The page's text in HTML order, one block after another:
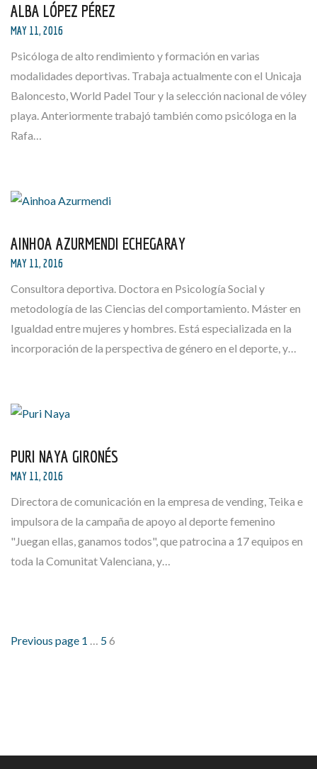
ALBA LÓPEZ PÉREZ
MAY 11, 2016
Psicóloga de alto rendimiento y formación en varias
modalidades deportivas. Trabaja actualmente con el Unicaja
Baloncesto, World Padel Tour y la selección nacional de vóley
playa. Anteriormente trabajó también como psicóloga en la
Rafa…
AINHOA AZURMENDI ECHEGARAY
MAY 11, 2016
Consultora deportiva. Doctora en Psicología Social y
metodología de las Ciencias del comportamiento. Máster en
Igualdad entre mujeres y hombres. Está especializada en la
incorporación de la perspectiva de género en el deporte, y…
PURI NAYA GIRONÉS
MAY 11, 2016
Directora de comunicación en la empresa de vending, Teika e
impulsora de la campaña de apoyo al deporte femenino
"Juegan ellas, ganamos todos", que patrocina a 17 equipos en
toda la Comunitat Valenciana, y…
PAGINACIÓN
Previous page Page
1 … Page
5Page
6